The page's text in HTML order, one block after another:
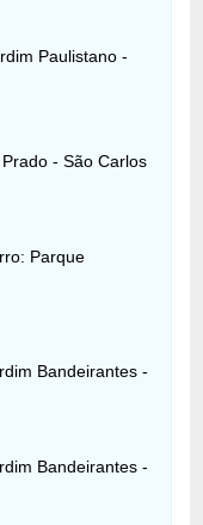
Paulistano -
- São Carlos
Parque
Bandeirantes -
Bandeirantes -